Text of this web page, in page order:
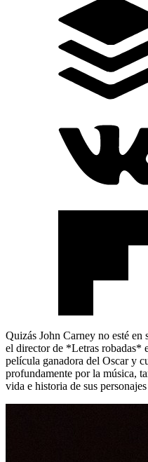
Quizás John Carney no esté en
el director de *Letras robadas*
película ganadora del Oscar y
profundamente por la música,
vida e historia de sus